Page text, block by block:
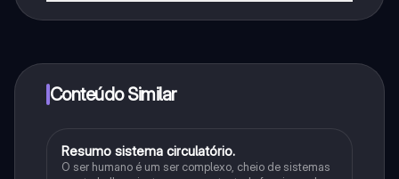
Conteúdo Similar
RFísica
Resumo sistema circulatório.
O ser humano é um ser complexo, cheio de sistemas